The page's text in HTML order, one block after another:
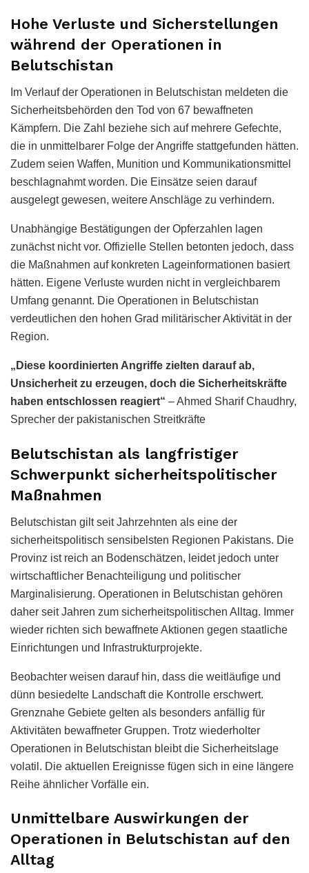
Hohe Verluste und Sicherstellungen
während der Operationen in
Belutschistan
Im Verlauf der Operationen in Belutschistan meldeten die
Sicherheitsbehörden den Tod von 67 bewaffneten
Kämpfern. Die Zahl beziehe sich auf mehrere Gefechte,
die in unmittelbarer Folge der Angriffe stattgefunden hätten.
Zudem seien Waffen, Munition und Kommunikationsmittel
beschlagnahmt worden. Die Einsätze seien darauf
ausgelegt gewesen, weitere Anschläge zu verhindern.
Unabhängige Bestätigungen der Opferzahlen lagen
zunächst nicht vor. Offizielle Stellen betonten jedoch, dass
die Maßnahmen auf konkreten Lageinformationen basiert
hätten. Eigene Verluste wurden nicht in vergleichbarem
Umfang genannt. Die Operationen in Belutschistan
verdeutlichen den hohen Grad militärischer Aktivität in der
Region.
„Diese koordinierten Angriffe zielten darauf ab,
Unsicherheit zu erzeugen, doch die Sicherheitskräfte
haben entschlossen reagiert“ – Ahmed Sharif Chaudhry,
Sprecher der pakistanischen Streitkräfte
Belutschistan als langfristiger
Schwerpunkt sicherheitspolitischer
Maßnahmen
Belutschistan gilt seit Jahrzehnten als eine der
sicherheitspolitisch sensibelsten Regionen Pakistans. Die
Provinz ist reich an Bodenschätzen, leidet jedoch unter
wirtschaftlicher Benachteiligung und politischer
Marginalisierung. Operationen in Belutschistan gehören
daher seit Jahren zum sicherheitspolitischen Alltag. Immer
wieder richten sich bewaffnete Aktionen gegen staatliche
Einrichtungen und Infrastrukturprojekte.
Beobachter weisen darauf hin, dass die weitläufige und
dünn besiedelte Landschaft die Kontrolle erschwert.
Grenznahe Gebiete gelten als besonders anfällig für
Aktivitäten bewaffneter Gruppen. Trotz wiederholter
Operationen in Belutschistan bleibt die Sicherheitslage
volatil. Die aktuellen Ereignisse fügen sich in eine längere
Reihe ähnlicher Vorfälle ein.
Unmittelbare Auswirkungen der
Operationen in Belutschistan auf den
Alltag